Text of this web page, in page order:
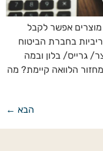
אפשר לקבל
בחברת הביטוח
גרייס/ בלון ובמה
הלוואה קיימת? מה
הבא ←